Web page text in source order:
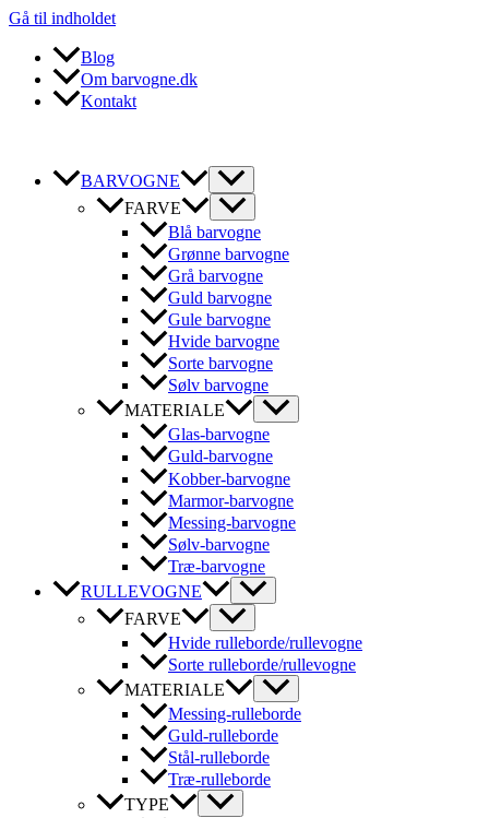
Gå til indholdet
Blog
Om barvogne.dk
Kontakt
BARVOGNE
FARVE
Blå barvogne
Grønne barvogne
Grå barvogne
Guld barvogne
Gule barvogne
Hvide barvogne
Sorte barvogne
Sølv barvogne
MATERIALE
Glas-barvogne
Guld-barvogne
Kobber-barvogne
Marmor-barvogne
Messing-barvogne
Sølv-barvogne
Træ-barvogne
RULLEVOGNE
FARVE
Hvide rulleborde/rullevogne
Sorte rulleborde/rullevogne
MATERIALE
Messing-rulleborde
Guld-rulleborde
Stål-rulleborde
Træ-rulleborde
TYPE